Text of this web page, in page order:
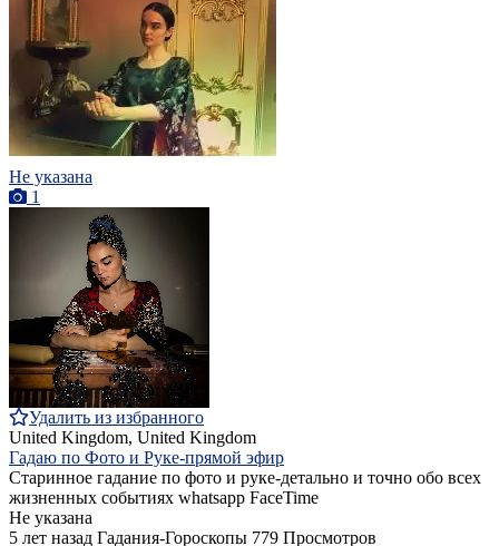
Не указана
1
Удалить из избранного
United Kingdom, United Kingdom
Гадаю по Фото и Руке-прямой эфир
Старинное гадание по фото и руке-детально и точно обо всех
жизненных событиях whatsapp FaceTime
Не указана
5 лет назад Гадания-Гороскопы 779 Просмотров